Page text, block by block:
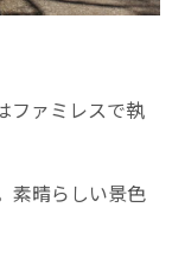
ファミレスで執
素晴らしい景色